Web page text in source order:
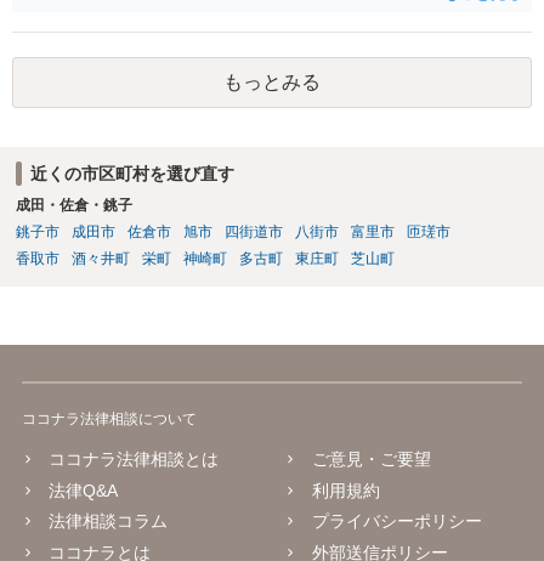
られます（最判昭和43年12月17日）。したがって、相手方の支配圏内
に入っていれば（郵便受けに投函するなど。実際には配達証明などを
つけたほうがよいでしょう。）、時効の完成猶予の効果を享受できる
と考えます。 その結果、催告の時効完成猶予期間の6か月の間に訴訟
もっとみる
近くの市区町村を選び直す
成田・佐倉・銚子
銚子市
成田市 佐倉市 旭市 四街道市 八街市 富里市
匝瑳市
香取市
酒々井町 栄町 神崎町 多古町 東庄町 芝山町
ココナラ法律相談について
ココナラ法律相談とは
法律Q&A
法律相談コラム
ココナラとは
ご意見・ご要望
利用規約
プライバシーポリシー
外部送信ポリシー